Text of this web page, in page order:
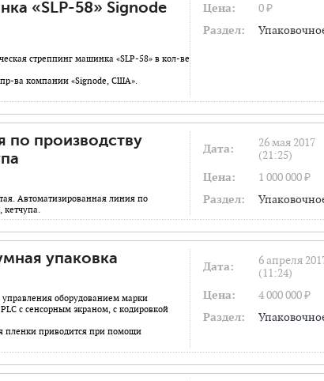
«SLP-58» Signode
стреппинг машинка «SLP-58» в кол-ве
ва компании «Signode, США».
Цена:
0 ₽
Раздел:
по производству
Автоматизированная линия по
кетчупа.
Дата:
26 мая 2017
(21:25)
Цена:
1 000 000 ₽
Раздел:
упаковка
управления оборудованием марки
c сенсорным экраном, с кодировкой
пленки приводится при помощи
Дата:
6 апреля
(11:24)
Цена:
4 000 000 ₽
Раздел: